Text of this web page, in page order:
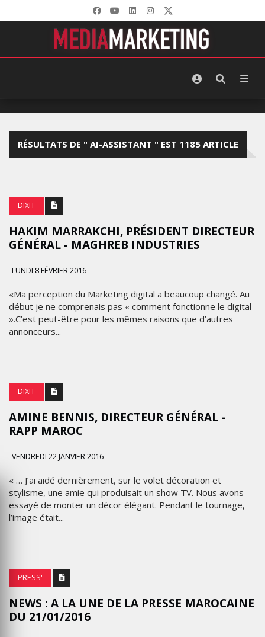
RÉSULTATS DE " AI-ASSISTANT " EST 1185 ARTICLE
DIXIT
HAKIM MARRAKCHI, PRÉSIDENT DIRECTEUR
GÉNÉRAL - MAGHREB INDUSTRIES
LUNDI 8 FÉVRIER 2016
«Ma perception du Marketing digital a beaucoup changé. Au
début je ne comprenais pas « comment fonctionne le digital
».C’est peut-être pour les mêmes raisons que d’autres
annonceurs...
DIXIT
AMINE BENNIS, DIRECTEUR GÉNÉRAL -
RAPP MAROC
VENDREDI 22 JANVIER 2016
« … J’ai aidé dernièrement, sur le volet décoration et
stylisme, une amie qui produisait un show TV. Nous avons
essayé de monter un décor élégant. Pendant le tournage,
l’image était...
PRESS'
NEWS : A LA UNE DE LA PRESSE ‪MAROCAINE
DU 21/01/2016